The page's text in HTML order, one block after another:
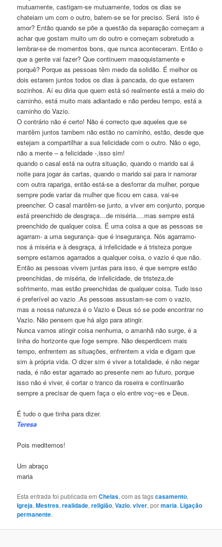
mutuamente, castigam-se mutuamente, todos os dias se
chateiam um com o outro, batem-se se for preciso. Será isto é
amor? Então quando se põe a questão da separação começam a
achar que gostam muito um do outro e começam sobretudo a
lembrar-se de momentos bons, que nunca aconteceram. Então o
que a gente vai fazer? Que continuem masoquistamente e
porquê? Porque as pessoas têm medo da solidão. É melhor os
dois estarem juntos todos os dias à pancada, do que estarem
sozinhos. Aí eu diria que quem está só realmente está a meio do
caminho, está muito mais adiantado e não perdeu tempo, está a
caminho do Vazio.
O contrário não é certo! Não é correcto que aqueles que se
mantêm juntos tambem não estão no caminho, estão, desde que
estejam a compartilhar a sua felicidade com o outro. Não o ego,
não a mente – a felicidade -,isso sim!
quando o casal está na outra situação, quando o marido sai á
noite para jogar ás cartas, quando o marido sai para ir namorar
com outra rapariga, então está-se a desforrar da mulher, porque
sempre pode variar da mulher que ficou em casa. vai-se
preencher. O casal mantêm-se junto, a viver em conjunto, porque
está preenchido de desgraça…de miséria….mas sempre está
preenchido de qualquer coisa. É uma coisa a que as pessoas se
agarram- a uma segurança- que é insegurança. Nós agarramo-
nos á miséria e à desgraça, á infelicidade e á tristeza porque
sempre estamos agarrados a qualquer coisa, o vazio é que não.
Então as pessoas vivem juntas para isso, é que sempre estão
preenchidas, de miséria, de infelicidade, de tristeza,de
sofrimento, mas estão preenchidas de qualquer coisa. Tudo isso
é preferível ao vazio .As pessoas assustam-se com o vazio,
mas a nossa natureza é o Vazio e Deus só se pode encontrar no
Vazio. Não pensem que há algo para atingir.
Nunca vamos atingir coisa nenhuma, o amanhã não surge, é a
linha do horizonte que foge sempre. Não desperdicem mais
tempo, enfrentem as situações, enfrentem a vida e digam que
sim à própria vida. O dizer sim é viver a totalidade, é não negar
nada, é não estar agarrado ao presente nem ao futuro, porque
isso não é viver, é cortar o tranco da roseira e continuarão
sempre a precisar de quem faça o elo entre voç~es e Deus.
É tudo o que tinha para dizer.
Teresa
Pois meditemos!
Um abraço
maria
Esta entrada foi publicada emChelas, com as tagscasamento,
Igreja,Mestres,realidade,religião,Vazio,viver, pormaria. Ligação
permanente.